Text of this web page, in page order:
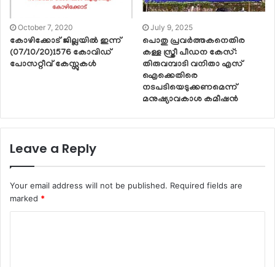
October 7, 2020
കോഴിക്കോട് ജില്ലയിൽ ഇന്ന്
(07/10/20)1576 കോവിഡ്
പോസറ്റീവ് കേസ്സുകൾ
July 9, 2025
പൊതു പ്രവർത്തകനെതിര
കള്ള സ്ത്രീ പീഡന കേസ്:
തിരുവമ്പാടി വനിതാ എസ്
ഐക്കെതിരെ
നടപടിയെടുക്കണമെന്ന്
മനുഷ്യാവകാശ കമീഷൻ
Leave a Reply
Your email address will not be published. Required fields are
marked *